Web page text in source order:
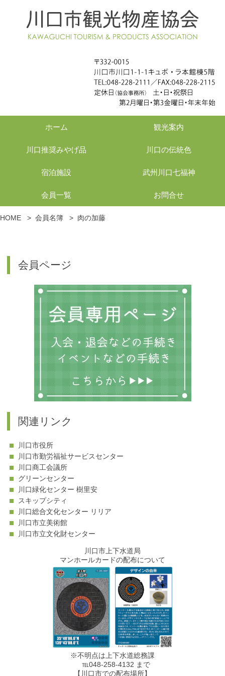
ホーム 観光案内
川口推奨みやげ品 川口の伝統色
宿泊施設 武州川口七福神
会員一覧 お問合せ
HOME > 会員名簿 > 肉の加藤
会員ページ
関連リンク
川口市役所
川口市勤労福祉サービスセンター
川口商工会議所
グリーンセンター
川口緑化センター 樹里安
スキップシティ
川口総合文化センター リリア
川口市立美術館
川口市立文化財センター
川口市上下水道局
マンホールカードの配布について
※不明点は上下水道総務課
℡048-258-4132 まで
【川口市での配布場所】